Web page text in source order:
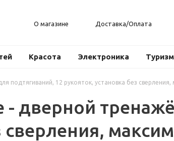
О магазине Доставка/Оплата
Красота Электроника
подтягиваний, 12 рукояток, установка без сверления,
- дверной
сверления,